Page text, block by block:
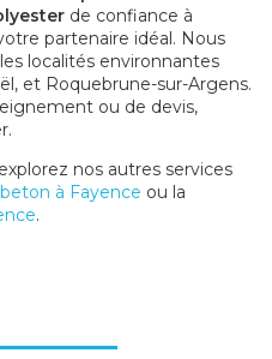
de confiance à
partenaire idéal. Nous
localités environnantes
et Roquebrune-sur-Argens.
ou de devis,
nos autres services
à Fayence ou la
.